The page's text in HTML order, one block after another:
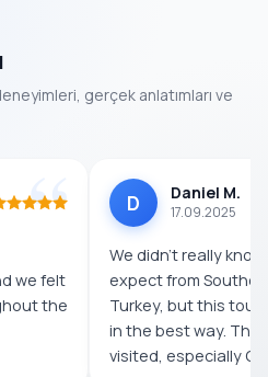
gerçek anlatımları ve
we felt
the
D Daniel M.
17.09.2025
We didn’t really
expect from
Turkey, but this tour
in the best way. The
visited, especially